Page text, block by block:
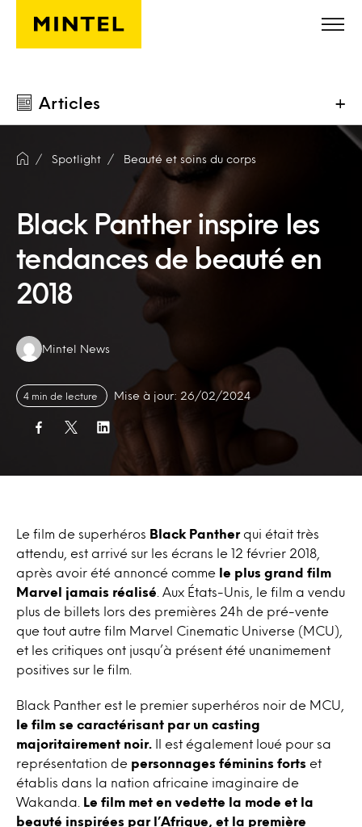
Skip to main content
Articles +
Spotlight Beauté et soins du corps
Black Panther inspire les
tendances de beauté en
2018
Authors:
Mintel News
4 min de lecture Mise à jour: 26/02/2024
Le film de superhéros Black Pantherqui était très
attendu, est arrivé sur les écrans le 12 février 2018,
après avoir été annoncé comme
le plus grand film
Marvel jamais réalisé . Aux États-Unis, le film a vendu
plus de billets lors des premières 24h de pré-vente
que tout autre film Marvel Cinematic Universe (MCU),
et les critiques ont jusqu’à présent été unanimement
positives sur le film.
Black Panther est le premier superhéros noir de MCU,
le film se caractérisant par un casting
majoritairement noir.
Il est également loué pour sa
représentation de personnages féminins forts et
établis dans la nation africaine imaginaire de
Wakanda.
Le film met en vedette la mode et la
beauté inspirées par l’Afrique, et la première